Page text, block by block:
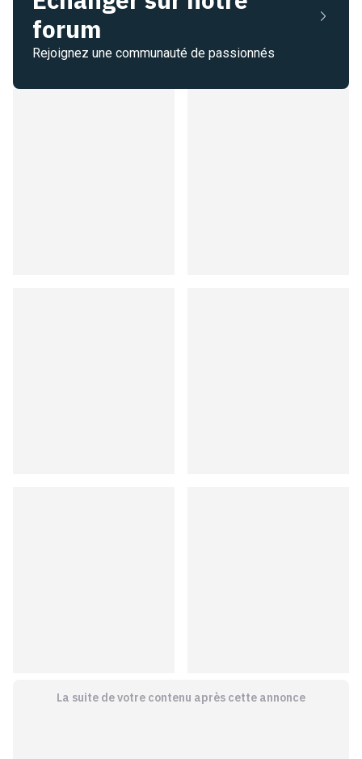
forum
Rejoignez une communauté de passionnés
La suite de votre contenu après cette annonce